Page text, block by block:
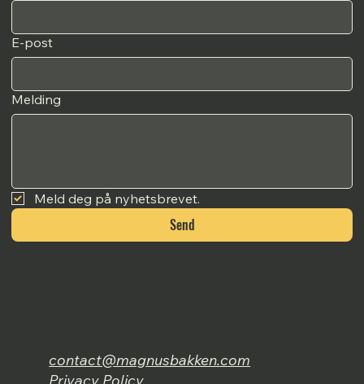
E-post
Melding
Meld deg på nyhetsbrevet.
Send
contact@magnusbakken.com
Privacy Policy